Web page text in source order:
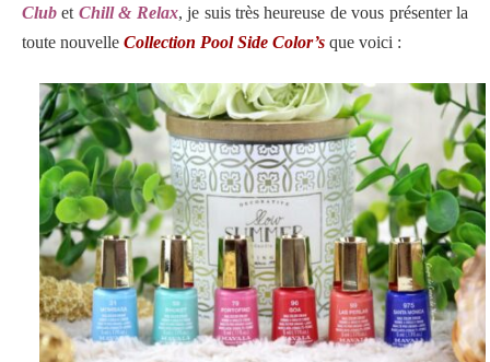
Club et Chill & Relax, je suis très heureuse de vous présenter la
toute nouvelle Collection Pool Side Color’s que voici :